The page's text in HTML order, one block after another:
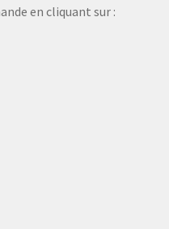
en cliquant sur :